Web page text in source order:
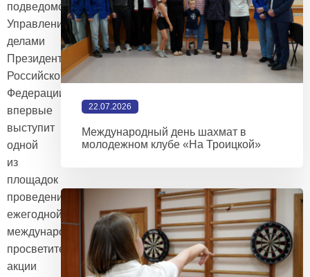
подведомственная
Управлению
делами
Президента
Российской
Федерации,
впервые
выступит
одной
из
площадок
проведения
ежегодной
международной
просветительской
акции
22.07.2026
Международный день шахмат в
молодежном клубе «На Троицкой»